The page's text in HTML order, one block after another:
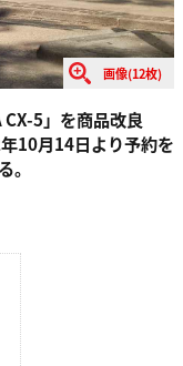
画像(12枚)
5」を商品改良
10月14日より予約を
。